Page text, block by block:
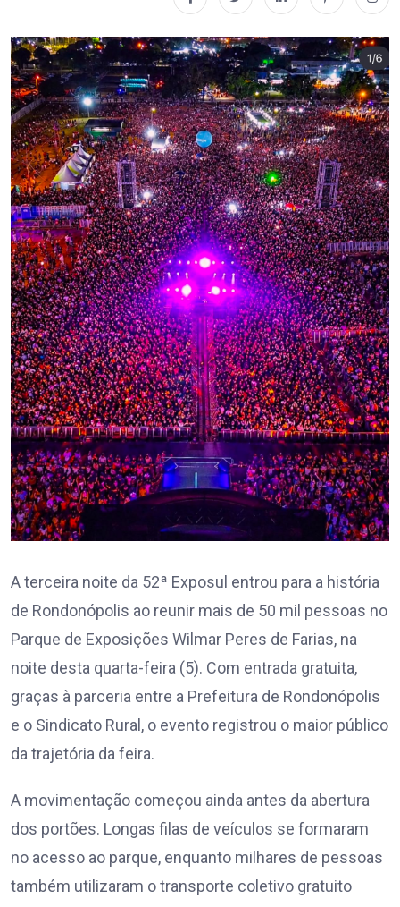
A terceira noite da 52ª Exposul entrou para a história
de Rondonópolis ao reunir mais de 50 mil pessoas no
Parque de Exposições Wilmar Peres de Farias, na
noite desta quarta-feira (5). Com entrada gratuita,
graças à parceria entre a Prefeitura de Rondonópolis
e o Sindicato Rural, o evento registrou o maior público
da trajetória da feira.
A movimentação começou ainda antes da abertura
dos portões. Longas filas de veículos se formaram
no acesso ao parque, enquanto milhares de pessoas
também utilizaram o transporte coletivo gratuito